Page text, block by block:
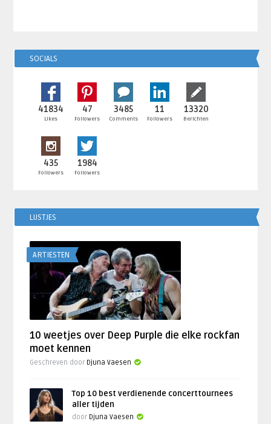
SOCIALS
41834
Likes
47
Followers
3485
Comments
11
Followers
13320
Berichten
435
Followers
1984
Followers
LIJSTJES
ARTIESTEN
10 weetjes over Deep Purple die elke rockfan
moet kennen
Geschreven door Djuna Vaesen
Top 10 best verdienende concerttournees
aller tijden
door Djuna Vaesen